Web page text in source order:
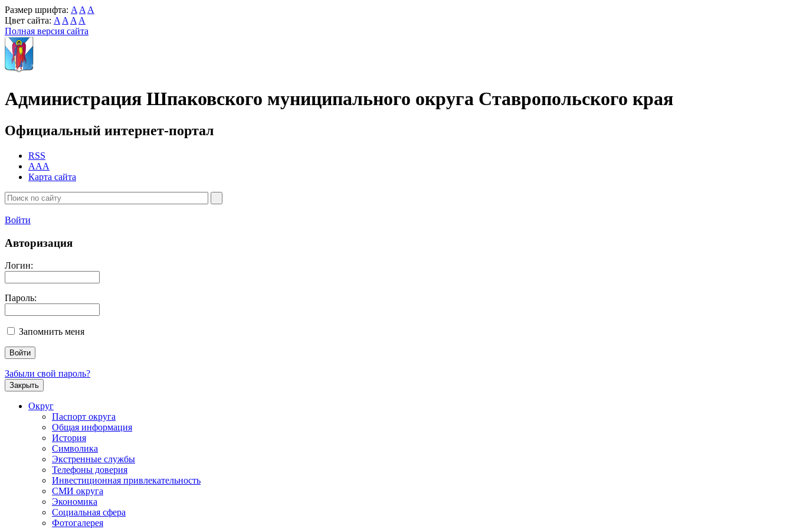
Размер шрифта: A A A
Цвет сайта: A A A A
Полная версия сайта
Администрация Шпаковского муниципального округа Ставропольского края
Официальный интернет-портал
RSS
AAA
Карта сайта
Войти
Авторизация
Логин:
Пароль:
Запомнить меня
Забыли свой пароль?
Закрыть
Округ
Паспорт округа
Общая информация
История
Символика
Экстренные службы
Телефоны доверия
Инвестиционная привлекательность
СМИ округа
Экономика
Социальная сфера
Фотогалерея